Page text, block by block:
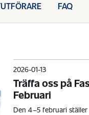
FAQ
2026-01-13
Träffa oss på
Februari
Den 4–5 februari